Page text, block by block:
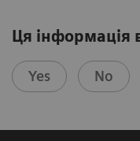
Ця інформація
Yes No